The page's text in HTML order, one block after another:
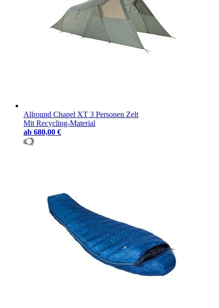
Allround Chapel XT 3 Personen Zelt
Mit Recycling-Material
ab 680,00 €